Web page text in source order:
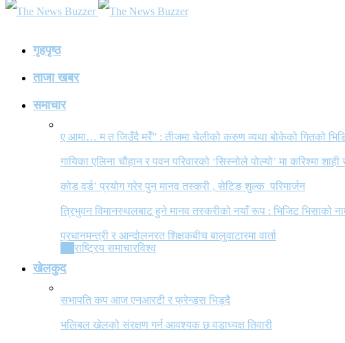
गृहपृष्ठ
ताजा खबर
समाचार
ए आमा… म त जिउँदै मरेँ” : तीजमा चेलीको करुण व्यथा बोकेको गितको
गायिका एलिना चौहान र पवन परिवारको ‘सिस्नोले पोल्यो’ मा करिश्मा
कोड वर्ड’ प्रयोग गरेर पुन मानव तस्करी , सेटिङ शुल्क परिमार्जन
त्रिभुवन विमानस्थलबाट हुने मानव तस्करीको नयाँ रूप : भिजिट भिसाको
प्रधानमन्त्री र आन्दोलनरत शिक्षकबीच बालुवाटारमा वार्ता
राष्ट्रिय समाचारविश्व
खेलकुद
सभापति कप आज एनआरटी र फ्रेन्ड्स भिड्दै
भलिबल खेलको संरक्षण गर्न आवश्यक छ वडाध्यक्ष तिवारी